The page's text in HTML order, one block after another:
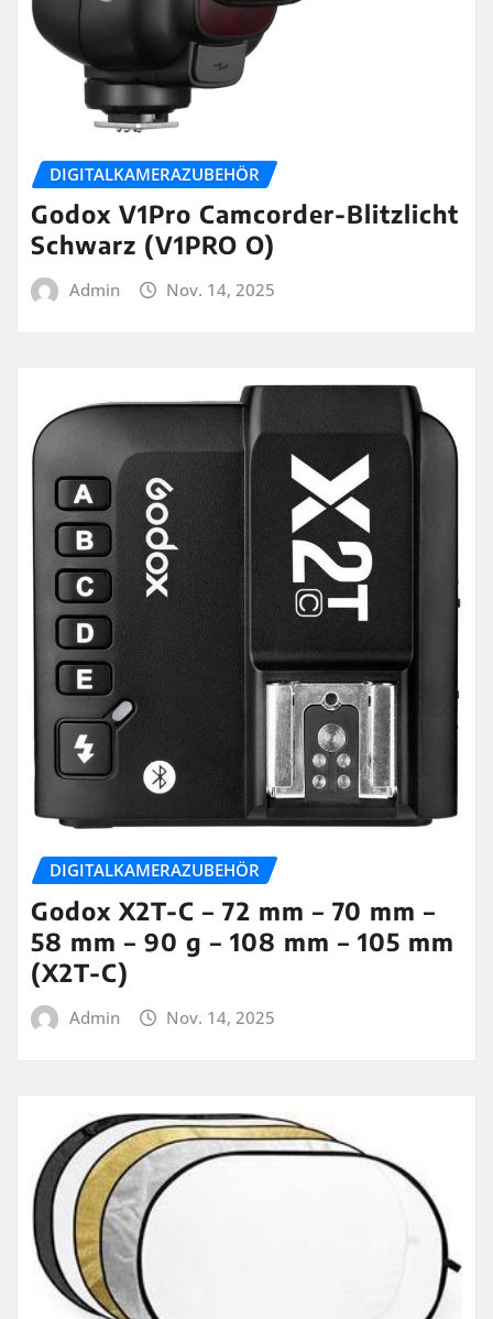
DIGITALKAMERAZUBEHÖR
Godox V1Pro Camcorder-Blitzlicht
Schwarz (V1PRO O)
Admin Nov. 14, 2025
DIGITALKAMERAZUBEHÖR
Godox X2T-C – 72 mm – 70 mm –
58 mm – 90 g – 108 mm – 105 mm
(X2T-C)
Admin Nov. 14, 2025